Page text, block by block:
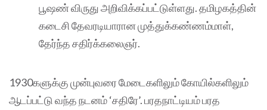
பூஷண் விருது அறிவிக்கப்பட்டுள்ளது. தமிழகத்தின்
கடைசி தேவரடியாரான முத்துக்கண்ணம்மாள்,
தேர்ந்த சதிர்க்கலைஞர்.
1930களுக்கு முன்புவரை மேடைகளிலும் கோயில்களிலும்
ஆடப்பட்டு வந்த நடனம் ‘சதிரே’. பரதநாட்டியம் பரத